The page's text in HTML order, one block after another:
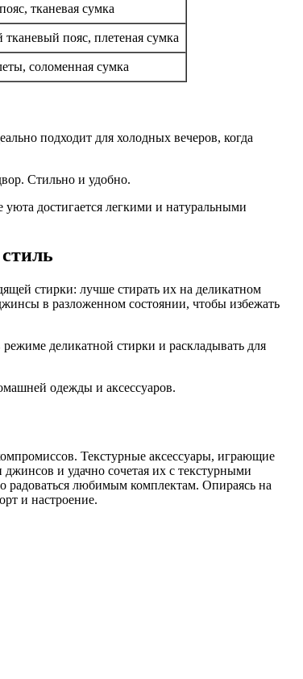
тканевая сумка
пояс, плетеная сумка
соломенная сумка
подходит для холодных вечеров, когда
Стильно и удобно.
достигается легкими и натуральными
стирки: лучше стирать их на деликатном
в разложенном состоянии, чтобы избежать
деликатной стирки и раскладывать для
одежды и аксессуаров.
Текстурные аксессуары, играющие
и удачно сочетая их с текстурными
радоваться любимым комплектам. Опираясь на
и настроение.